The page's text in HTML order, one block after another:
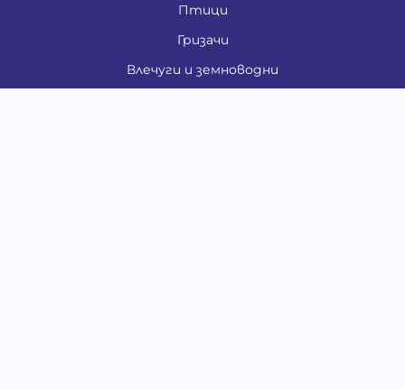
Птици
Гризачи
Влечуги и земноводни